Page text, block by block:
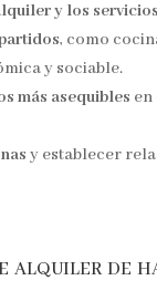
y los
, como
y sociable.
más asequibles
y establecer
alquiler de